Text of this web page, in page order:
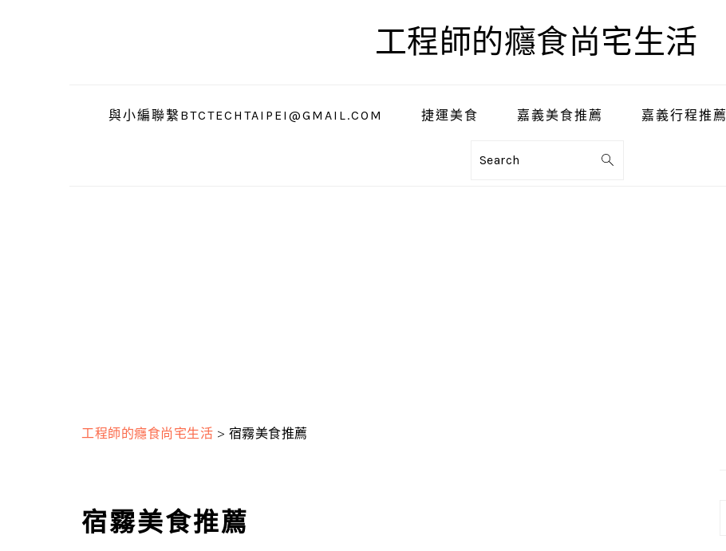
工程師的癮食尚宅生活
與小編聯繫BTCTECHTAIPEI@GMAIL.COM 捷運美食 嘉義美食推薦 嘉義行程推薦
Search
工程師的癮食尚宅生活 > 宿霧美食推薦
宿霧美食推薦